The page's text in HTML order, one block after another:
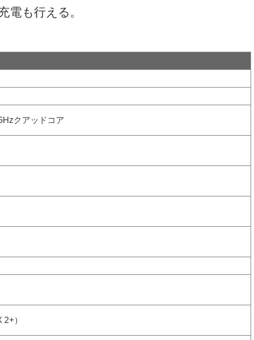
電も行える。
クアッドコア
）